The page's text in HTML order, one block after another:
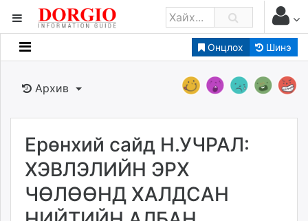
Онцлох Шинэ
Мэдээллийн
Банк санхүү
Бизнес ААН
Төрийн
Нийслэлийн
dorgio.mn
Gogo.mn
Архив
Ерөнхий сайд Н.УЧРАЛ:
ХЭВЛЭЛИЙН ЭРХ
ЧӨЛӨӨНД ХАЛДСАН